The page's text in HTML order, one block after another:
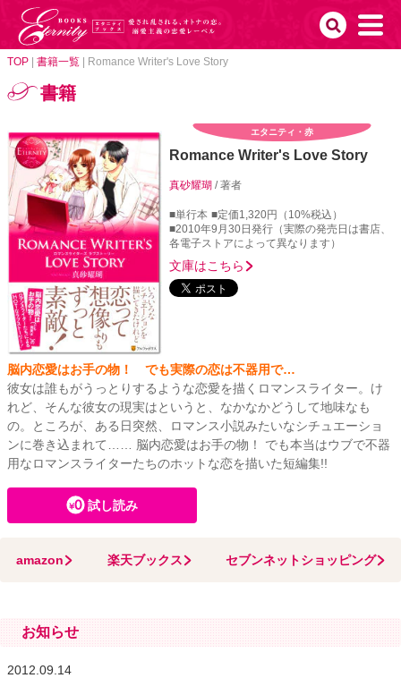
TOP 書籍一覧 Romance Writer's Love Story
書籍
エタニティ・赤
Romance Writer's Love Story
真砂耀瑚/ 著者
■単行本 ■定価1,320円（10%税込）
■2010年9月30日発行（実際の発売日は書店、
各電子ストアによって異なります）
文庫はこちら
脳内恋愛はお手の物！ でも実際の恋は不器用で…
彼女は誰もがうっとりするような恋愛を描くロマンスライター。け
れど、そんな彼女の現実はというと、なかなかどうして地味なも
の。ところが、ある日突然、ロマンス小説みたいなシチュエーショ
ンに巻き込まれて…… 脳内恋愛はお手の物！ でも本当はウブで不器
用なロマンスライターたちのホットな恋を描いた短編集!!
試し読み
amazon 楽天ブックス セブンネットショッピング
お知らせ
2012.09.14